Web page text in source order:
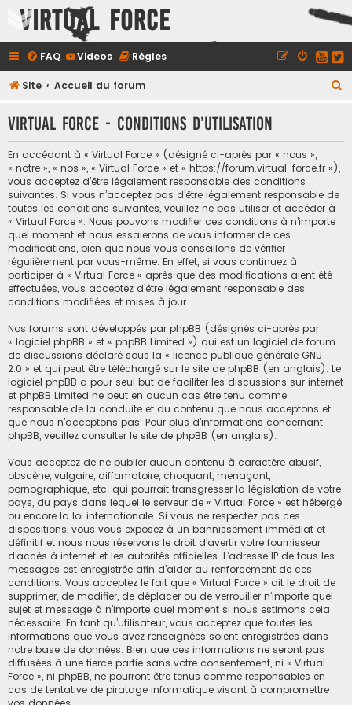
Virtual Force
FAQ Videos Règles
Site Accueil du forum
h
Virtual Force - Conditions d’utilisation
En accédant à « Virtual Force » (désigné ci-après par « nous »,
« notre », « nos », « Virtual Force » et « https://forum.virtual-force.fr »),
vous acceptez d’être légalement responsable des conditions
suivantes. Si vous n’acceptez pas d’être légalement responsable de
toutes les conditions suivantes, veuillez ne pas utiliser et accéder à
« Virtual Force ». Nous pouvons modifier ces conditions à n’importe
quel moment et nous essaierons de vous informer de ces
modifications, bien que nous vous conseillons de vérifier
régulièrement par vous-même. En effet, si vous continuez à
participer à « Virtual Force » après que des modifications aient été
effectuées, vous acceptez d’être légalement responsable des
conditions modifiées et mises à jour.
Nos forums sont développés par phpBB (désignés ci-après par
« logiciel phpBB » et « phpBB Limited ») qui est un logiciel de forum
de discussions déclaré sous la « licence publique générale GNU
2.0 » et qui peut être téléchargé sur le site de phpBB (en anglais). Le
logiciel phpBB a pour seul but de faciliter les discussions sur internet
et phpBB Limited ne peut en aucun cas être tenu comme
responsable de la conduite et du contenu que nous acceptons et
que nous n’acceptons pas. Pour plus d’informations concernant
phpBB, veuillez consulter le site de phpBB (en anglais).
Vous acceptez de ne publier aucun contenu à caractère abusif,
obscène, vulgaire, diffamatoire, choquant, menaçant,
pornographique, etc. qui pourrait transgresser la législation de votre
pays, du pays dans lequel le serveur de « Virtual Force » est hébergé
ou encore la loi internationale. Si vous ne respectez pas ces
dispositions, vous vous exposez à un bannissement immédiat et
définitif et nous nous réservons le droit d’avertir votre fournisseur
d’accès à internet et les autorités officielles. L’adresse IP de tous les
messages est enregistrée afin d’aider au renforcement de ces
conditions. Vous acceptez le fait que « Virtual Force » ait le droit de
supprimer, de modifier, de déplacer ou de verrouiller n’importe quel
sujet et message à n’importe quel moment si nous estimons cela
nécessaire. En tant qu’utilisateur, vous acceptez que toutes les
informations que vous avez renseignées soient enregistrées dans
notre base de données. Bien que ces informations ne seront pas
diffusées à une tierce partie sans votre consentement, ni « Virtual
Force », ni phpBB, ne pourront être tenus comme responsables en
cas de tentative de piratage informatique visant à compromettre